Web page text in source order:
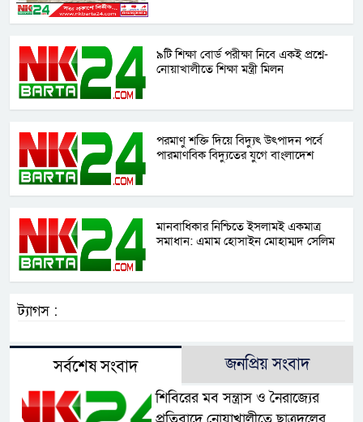
৯টি শিক্ষা বোর্ড পরীক্ষা নিবে একই প্রশ্নে-
নোয়াখালীতে শিক্ষা মন্ত্রী মিলন
পরমাণু শক্তি দিয়ে বিদ্যুৎ উৎপাদন পর্বে
পারমাণবিক বিদ্যুতের যুগে বাংলাদেশ
মানবাধিকার নিশ্চিতে ইসলামই একমাত্র
সমাধান: এমাম হোসাইন মোহাম্মদ সেলিম
ট্যাগস :
সর্বশেষ সংবাদ জনপ্রিয় সংবাদ
শিবিরের মব সন্ত্রাস ও নৈরাজ্যের